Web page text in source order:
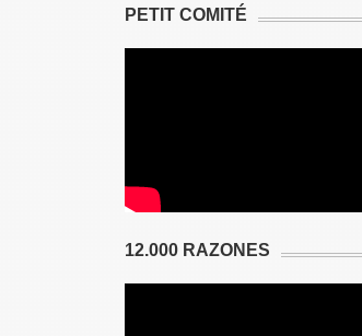
PETIT COMITÉ
12.000 RAZONES